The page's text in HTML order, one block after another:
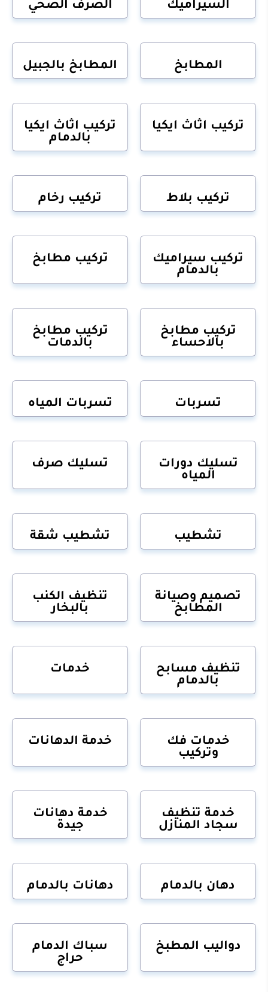
السيراميك الصرف الصحي
المطابخ المطابخ بالجبيل
تركيب اثاث ايكيا
تركيب اثاث ايكيا
بالدمام
تركيب بلاط تركيب رخام
تركيب سيراميك
بالدمام
تركيب مطابخ
تركيب مطابخ
بالاحساء
تركيب مطابخ
بالدمات
تسربات تسربات المياه
تسليك دورات
المياه
تسليك صرف
تشطيب تشطيب شقة
تصميم وصيانة
المطابخ
تنظيف الكنب
بالبخار
تنظيف مسابح
بالدمام
خدمات
خدمات فك
وتركيب
خدمة الدهانات
خدمة تنظيف
سجاد المنازل
خدمة دهانات
جيدة
دهان بالدمام دهانات بالدمام
دواليب المطبخ
سباك الدمام
حراج